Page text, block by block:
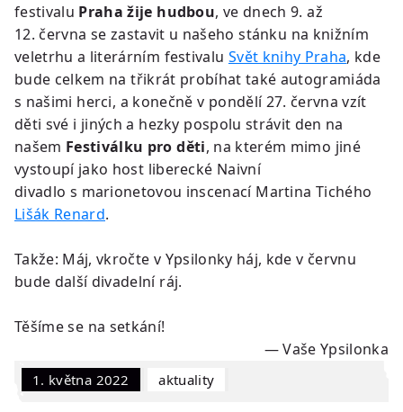
festivalu Praha žije hudbou, ve dnech 9. až
12. června se zastavit u našeho stánku na knižním
veletrhu a literárním festivalu Svět knihy Praha, kde
bude celkem na třikrát probíhat také autogramiáda
s našimi herci, a konečně v pondělí 27. června vzít
děti své i jiných a hezky pospolu strávit den na
našem Festiválku pro děti, na kterém mimo jiné
vystoupí jako host liberecké Naivní
divadlo s marionetovou inscenací Martina Tichého
Lišák Renard.
Takže: Máj, vkročte v Ypsilonky háj, kde v červnu
bude další divadelní ráj.
Těšíme se na setkání!
— Vaše Ypsilonka
1. května 2022 Aktuality